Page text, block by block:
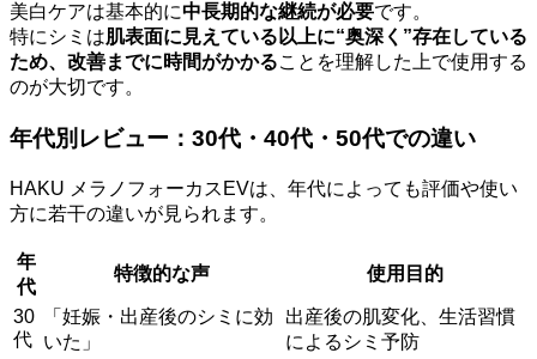
美白ケアは基本的に中長期的な継続が必要です。
特にシミは肌表面に見えている以上に“奥深く”存在している
ため、改善までに時間がかかることを理解した上で使用する
のが大切です。
年代別レビュー：30代・40代・50代での違い
HAKU メラノフォーカスEVは、年代によっても評価や使い
方に若干の違いが見られます。
年
代
特徴的な声 使用目的
30
代
「妊娠・出産後のシミに効
いた」
出産後の肌変化、生活習慣
によるシミ予防